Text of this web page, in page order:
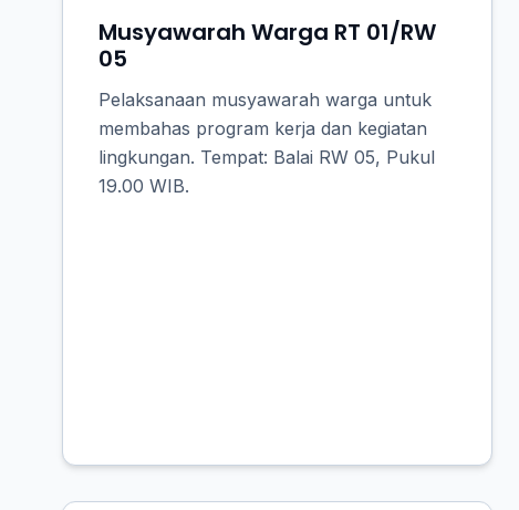
Musyawarah Warga RT 01/RW
05
Pelaksanaan musyawarah warga untuk
membahas program kerja dan kegiatan
lingkungan. Tempat: Balai RW 05, Pukul
19.00 WIB.